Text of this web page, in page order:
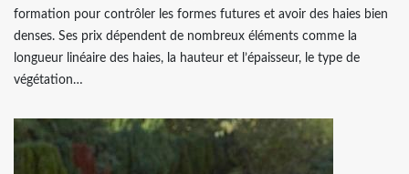
formation pour contrôler les formes futures et avoir des haies bien
denses. Ses prix dépendent de nombreux éléments comme la
longueur linéaire des haies, la hauteur et l’épaisseur, le type de
végétation…